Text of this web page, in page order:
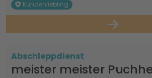
Kundenliebling
Abschleppdienst
meister meister